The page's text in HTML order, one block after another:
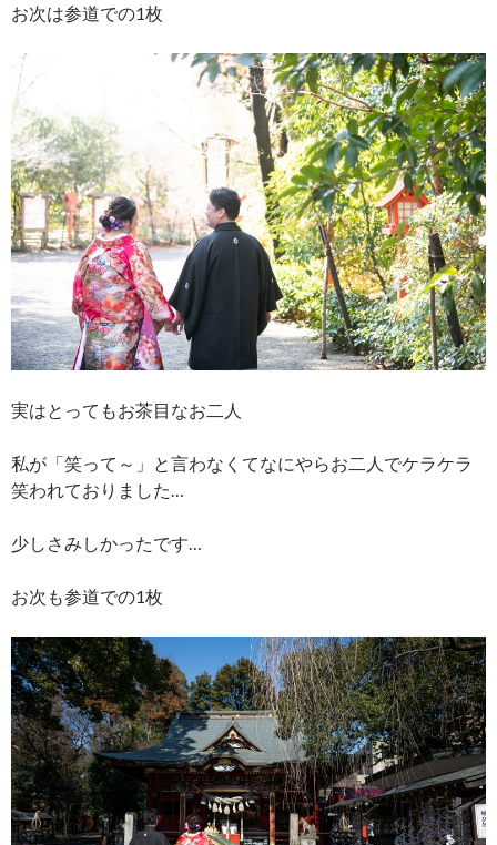
お次は参道での1枚
実はとってもお茶目なお二人
私が「笑って～」と言わなくてなにやらお二人でケラケラ
笑われておりました…
少しさみしかったです…
お次も参道での1枚